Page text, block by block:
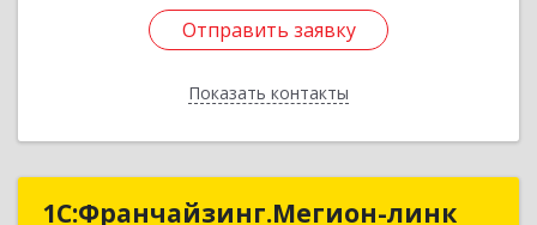
Отправить заявку
Показать контакты
Отправить заявку
Назад
1С:Франчайзинг.Мегион-линк
1С:Франчайзинг.Мегион-линк